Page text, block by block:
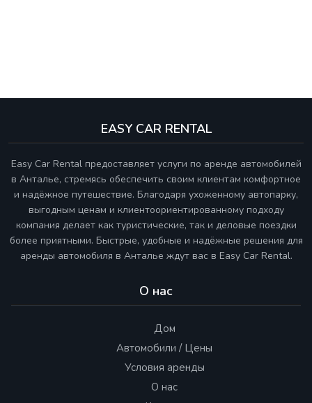
EASY CAR RENTAL
Easy Car Rental предоставляет услуги по аренде автомобилей
в Анталье, стремясь обеспечить своим клиентам комфортное
и надёжное путешествие. Благодаря ухоженному автопарку,
выгодным ценам и клиентоориентированному подходу
компания делает как туристические, так и деловые поездки
более приятными. Быстрые, удобные и надёжные решения для
аренды автомобиля в Анталье ждут вас в Easy Car Rental.
О нас
Дом
Автомобили / Цены
Условия аренды
О нас